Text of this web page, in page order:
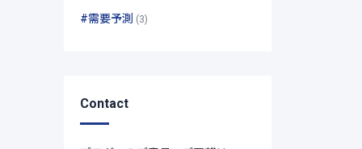
#需要予測 (3)
Contact